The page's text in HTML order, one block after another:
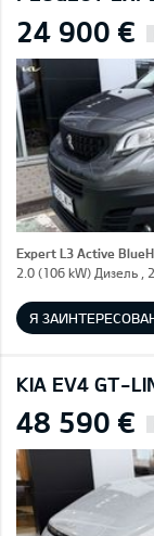
24 900 €
Expert L3 Active
2.0 (106 kW) Дизель ,
Я
KIA EV4 GT-
48 590 €